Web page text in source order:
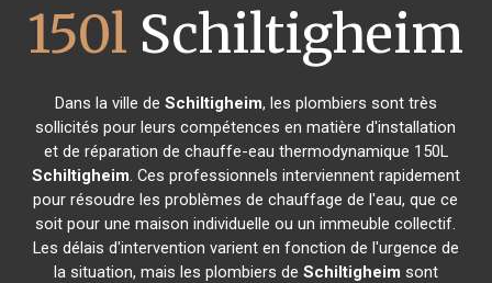
150l Schiltigheim
Dans la ville de Schiltigheim, les plombiers sont très
sollicités pour leurs compétences en matière d'installation
et de réparation de chauffe-eau thermodynamique 150L
Schiltigheim. Ces professionnels interviennent rapidement
pour résoudre les problèmes de chauffage de l'eau, que ce
soit pour une maison individuelle ou un immeuble collectif.
Les délais d'intervention varient en fonction de l'urgence de
la situation, mais les plombiers de Schiltigheim sont